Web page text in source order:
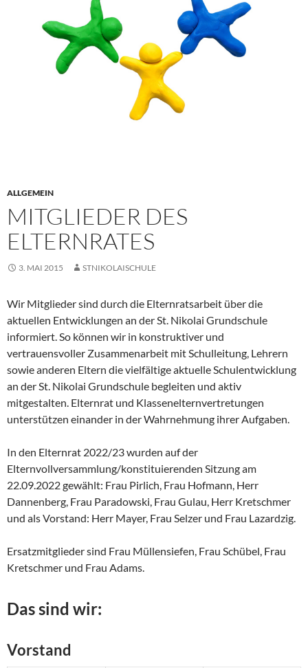
ALLGEMEIN
MITGLIEDER DES
ELTERNRATES
3. MAI 2015 STNIKOLAISCHULE
Wir Mitglieder sind durch die Elternratsarbeit über die
aktuellen Entwicklungen an der St. Nikolai Grundschule
informiert. So können wir in konstruktiver und
vertrauensvoller Zusammenarbeit mit Schulleitung, Lehrern
sowie anderen Eltern die vielfältige aktuelle Schulentwicklung
an der St. Nikolai Grundschule begleiten und aktiv
mitgestalten. Elternrat und Klassenelternvertretungen
unterstützen einander in der Wahrnehmung ihrer Aufgaben.
In den Elternrat 2022/23 wurden auf der
Elternvollversammlung/konstituierenden Sitzung am
22.09.2022 gewählt: Frau Pirlich, Frau Hofmann, Herr
Dannenberg, Frau Paradowski, Frau Gulau, Herr Kretschmer
und als Vorstand: Herr Mayer, Frau Selzer und Frau Lazardzig.
Ersatzmitglieder sind Frau Müllensiefen, Frau Schübel, Frau
Kretschmer und Frau Adams.
Das sind wir:
Vorstand